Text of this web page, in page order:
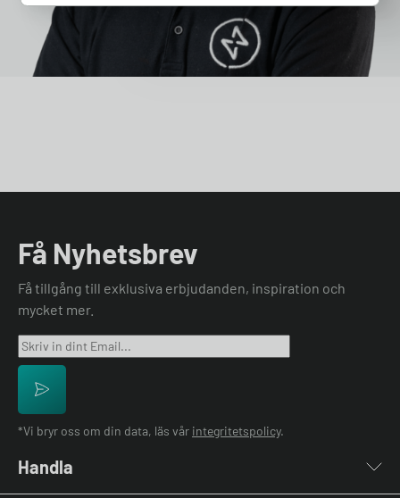
Få Nyhetsbrev
Få tillgång till exklusiva erbjudanden, inspiration och
mycket mer.
*Vi bryr oss om din data, läs vår integritetspolicy.
Handla